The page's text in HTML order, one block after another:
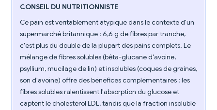
CONSEIL DU NUTRITIONNISTE
Ce pain est véritablement atypique dans le contexte d'un
supermarché britannique : 6,6 g de fibres par tranche,
c'est plus du double de la plupart des pains complets. Le
mélange de fibres solubles (bêta-glucane d'avoine,
psyllium, mucilage de lin) et insolubles (coques de graines,
son d'avoine) offre des bénéfices complémentaires : les
fibres solubles ralentissent l'absorption du glucose et
captent le cholestérol LDL, tandis que la fraction insoluble